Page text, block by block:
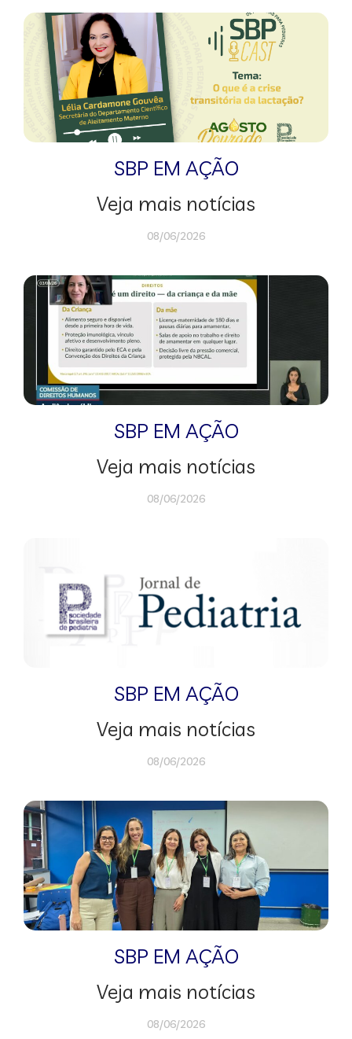
SBP EM AÇÃO
Veja mais notícias
08/06/2026
SBP EM AÇÃO
Veja mais notícias
08/06/2026
SBP EM AÇÃO
Veja mais notícias
08/06/2026
SBP EM AÇÃO
Veja mais notícias
08/06/2026